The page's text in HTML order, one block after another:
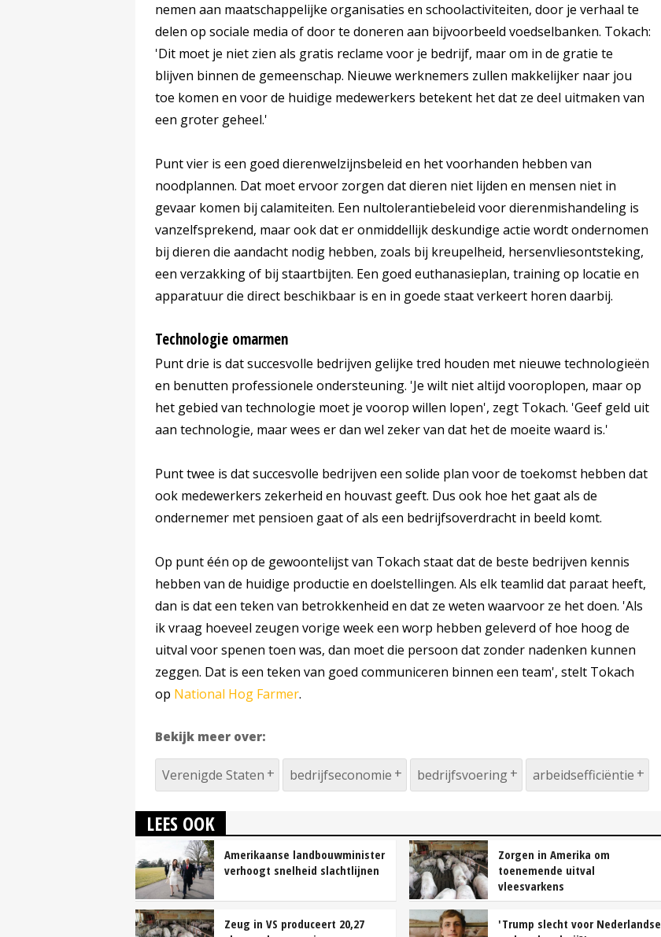
nemen aan maatschappelijke organisaties en schoolactiviteiten, door je verhaal te
delen op sociale media of door te doneren aan bijvoorbeeld voedselbanken. Tokach:
'Dit moet je niet zien als gratis reclame voor je bedrijf, maar om in de gratie te
blijven binnen de gemeenschap. Nieuwe werknemers zullen makkelijker naar jou
toe komen en voor de huidige medewerkers betekent het dat ze deel uitmaken van
een groter geheel.'
Punt vier is een goed dierenwelzijnsbeleid en het voorhanden hebben van
noodplannen. Dat moet ervoor zorgen dat dieren niet lijden en mensen niet in
gevaar komen bij calamiteiten. Een nultolerantiebeleid voor dierenmishandeling is
vanzelfsprekend, maar ook dat er onmiddellijk deskundige actie wordt ondernomen
bij dieren die aandacht nodig hebben, zoals bij kreupelheid, hersenvliesontsteking,
een verzakking of bij staartbijten. Een goed euthanasieplan, training op locatie en
apparatuur die direct beschikbaar is en in goede staat verkeert horen daarbij.
Technologie omarmen
Punt drie is dat succesvolle bedrijven gelijke tred houden met nieuwe technologieën
en benutten professionele ondersteuning. 'Je wilt niet altijd vooroplopen, maar op
het gebied van technologie moet je voorop willen lopen', zegt Tokach. 'Geef geld uit
aan technologie, maar wees er dan wel zeker van dat het de moeite waard is.'
Punt twee is dat succesvolle bedrijven een solide plan voor de toekomst hebben dat
ook medewerkers zekerheid en houvast geeft. Dus ook hoe het gaat als de
ondernemer met pensioen gaat of als een bedrijfsoverdracht in beeld komt.
Op punt één op de gewoontelijst van Tokach staat dat de beste bedrijven kennis
hebben van de huidige productie en doelstellingen. Als elk teamlid dat paraat heeft,
dan is dat een teken van betrokkenheid en dat ze weten waarvoor ze het doen. 'Als
ik vraag hoeveel zeugen vorige week een worp hebben geleverd of hoe hoog de
uitval voor spenen toen was, dan moet die persoon dat zonder nadenken kunnen
zeggen. Dat is een teken van goed communiceren binnen een team', stelt Tokach
op National Hog Farmer.
Bekijk meer over:
Verenigde Staten bedrijfseconomie bedrijfsvoering arbeidsefficiëntie
LEES OOK
Amerikaanse landbouwminister
verhoogt snelheid slachtlijnen
Zorgen in Amerika om
toenemende uitval
vleesvarkens
Zeug in VS produceert 20,27
'Trump slecht voor Nederlandse